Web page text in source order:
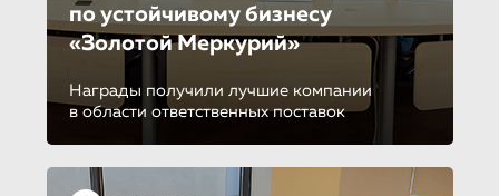
по устойчиво­му бизнесу
«Золотой Меркурий»
Награды получили лучшие компании
в области ответственных поставок